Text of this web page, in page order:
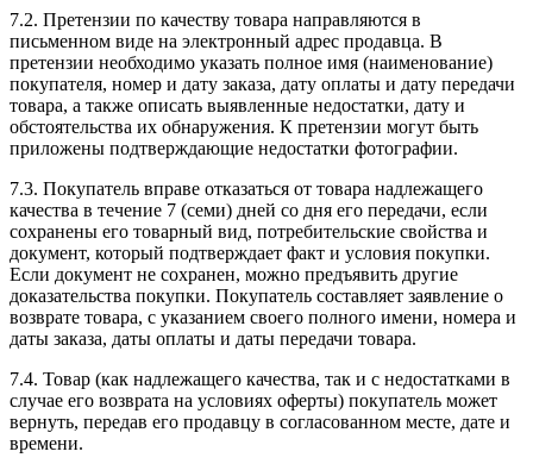
7.2. Претензии по качеству товара направляются в
письменном виде на электронный адрес продавца. В
претензии необходимо указать полное имя (наименование)
покупателя, номер и дату заказа, дату оплаты и дату передачи
товара, а также описать выявленные недостатки, дату и
обстоятельства их обнаружения. К претензии могут быть
приложены подтверждающие недостатки фотографии.
7.3. Покупатель вправе отказаться от товара надлежащего
качества в течение 7 (семи) дней со дня его передачи, если
сохранены его товарный вид, потребительские свойства и
документ, который подтверждает факт и условия покупки.
Если документ не сохранен, можно предъявить другие
доказательства покупки. Покупатель составляет заявление о
возврате товара, с указанием своего полного имени, номера и
даты заказа, даты оплаты и даты передачи товара.
7.4. Товар (как надлежащего качества, так и с недостатками в
случае его возврата на условиях оферты) покупатель может
вернуть, передав его продавцу в согласованном месте, дате и
времени.